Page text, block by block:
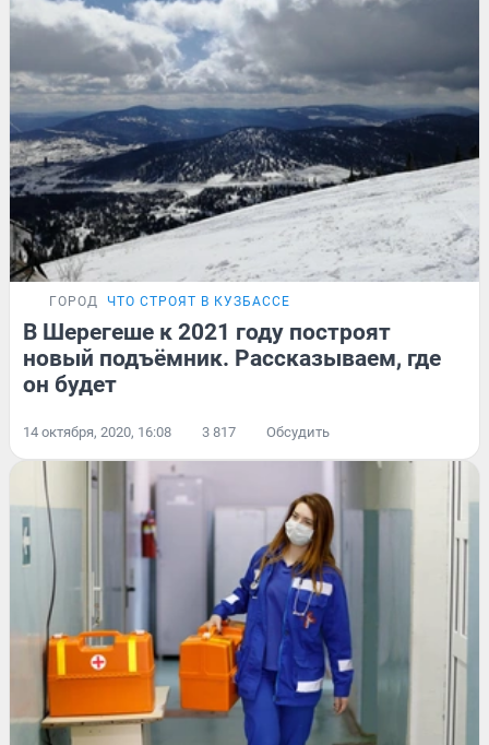
ГОРОД ЧТО СТРОЯТ В КУЗБАССЕ
В Шерегеше к 2021 году построят
новый подъёмник. Рассказываем, где
он будет
14 октября, 2020, 16:08 3 817 Обсудить